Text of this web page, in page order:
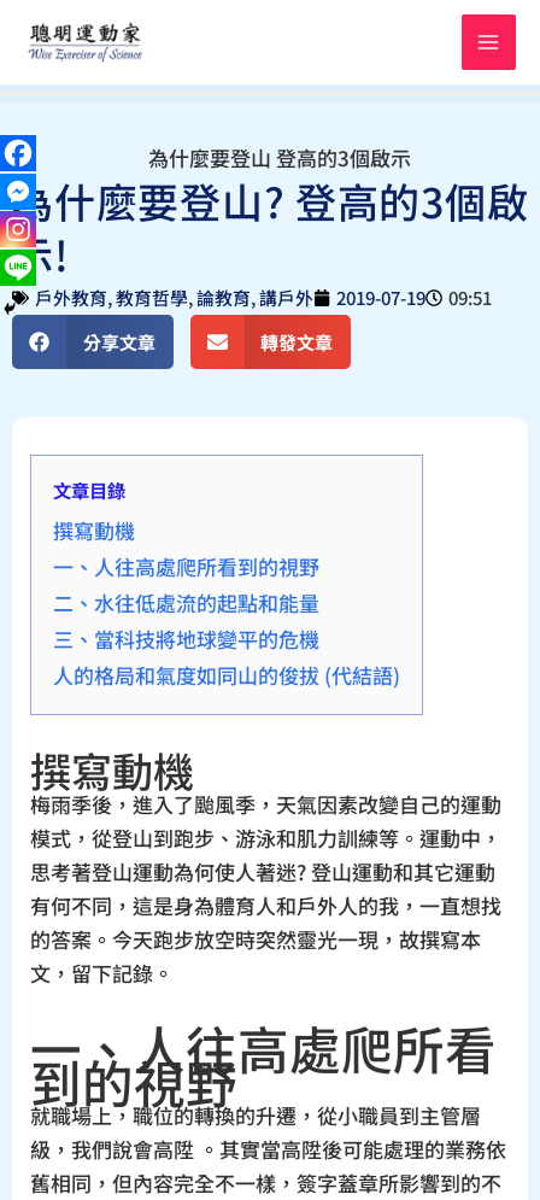
主
內
容為什麼要登山? 登高的3個啟
示!
戶外教育,教育哲學,論教育,講戶外 2019-07-19
09:51
分享文章
轉發文章
文章目錄
撰寫動機
一、人往高處爬所看到的視野
二、水往低處流的起點和能量
三、當科技將地球變平的危機
人的格局和氣度如同山的俊拔 (代結語)
撰寫動機
梅雨季後，進入了颱風季，天氣因素改變自己的運動
模式，從登山到跑步、游泳和肌力訓練等。運動中，
思考著登山運動為何使人著迷? 登山運動和其它運動
有何不同，這是身為體育人和戶外人的我，一直想找
的答案。今天跑步放空時突然靈光一現，故撰寫本
文，留下記錄。
一、人往高處爬所看
到的視野
就職場上，職位的轉換的升遷，從小職員到主管層
級，我們說會高陞 。其實當高陞後可能處理的業務依
舊相同，但內容完全不一樣，簽字蓋章所影響到的不